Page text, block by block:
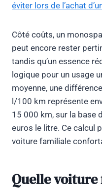
éviter lors de l’achat
Côté coûts, un
peut encore rester
tandis qu’un essence
logique pour un usage
moyenne, une
l/100 km représente
15 000 km, sur la base
euros le litre. Ce calcul
voiture familiale
Quelle